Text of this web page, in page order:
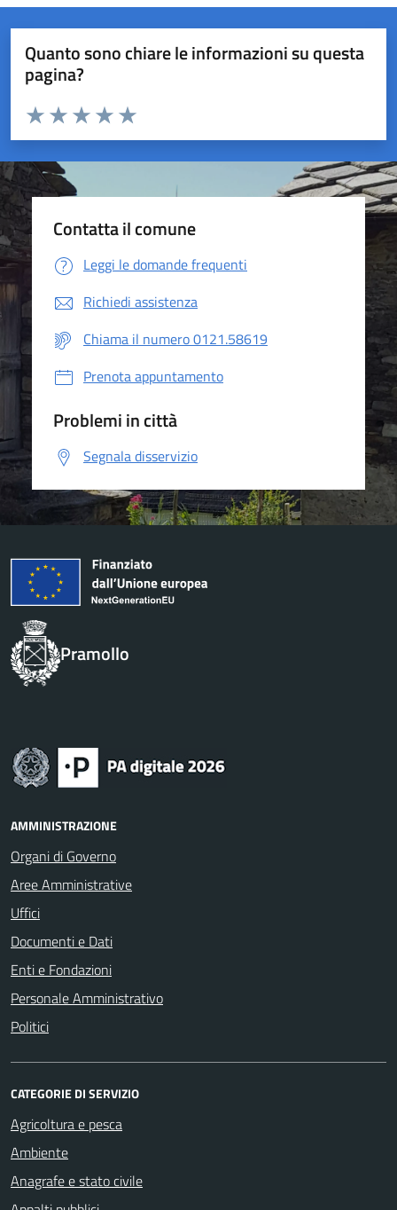
Quanto sono chiare le informazioni su questa
pagina?
Valuta da 1 a 5 stelle la pagina
Valuta 5 stelle su 5
Valuta 4 stelle su 5
Valuta 3 stelle su 5
Valuta 2 stelle su 5
Valuta 1 stelle su 5
Contatta il comune
Leggi le domande frequenti
Richiedi assistenza
Chiama il numero 0121.58619
Prenota appuntamento
Problemi in città
Segnala disservizio
Pramollo
AMMINISTRAZIONE
Organi di Governo
Aree Amministrative
Uffici
Documenti e Dati
Enti e Fondazioni
Personale Amministrativo
Politici
CATEGORIE DI SERVIZIO
Agricoltura e pesca
Ambiente
Anagrafe e stato civile